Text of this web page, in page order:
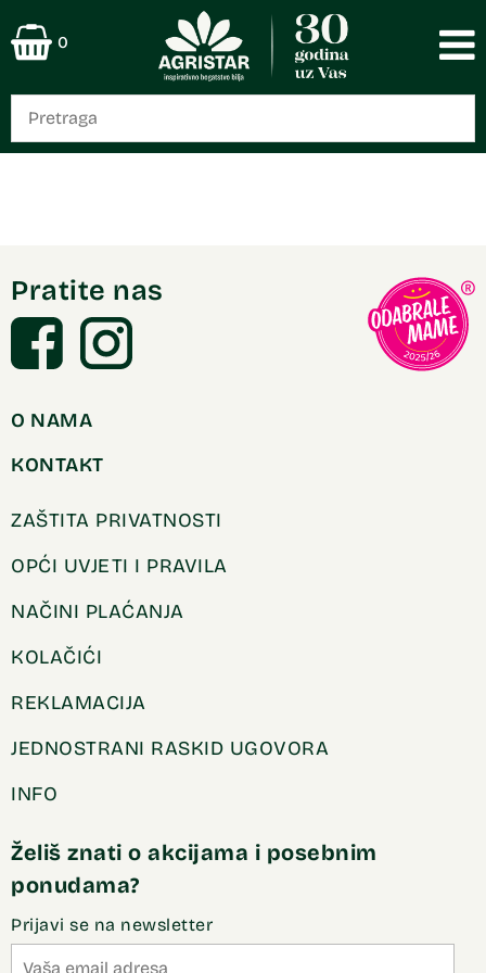
0
Pratite nas
O NAMA
KONTAKT
ZAŠTITA PRIVATNOSTI
OPĆI UVJETI I PRAVILA
NAČINI PLAĆANJA
KOLAČIĆI
REKLAMACIJA
JEDNOSTRANI RASKID UGOVORA
INFO
Želiš znati o akcijama i posebnim
ponudama?
Prijavi se na newsletter